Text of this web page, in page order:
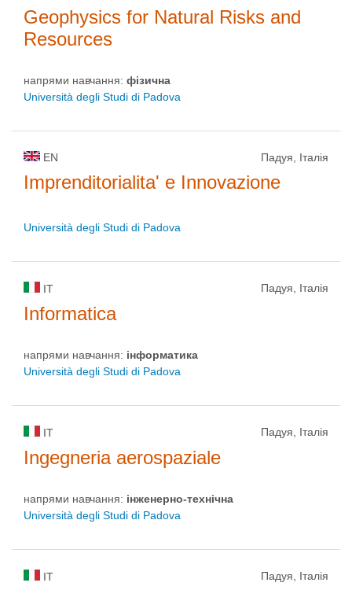
Geophysics for Natural Risks and
Resources
напрями навчання: фізична
Università degli Studi di Padova
EN Падуя, Італія
Imprenditorialita' e Innovazione
Università degli Studi di Padova
IT Падуя, Італія
Informatica
напрями навчання: інформaтика
Università degli Studi di Padova
IT Падуя, Італія
Ingegneria aerospaziale
напрями навчання: інженерно-технічна
Università degli Studi di Padova
IT Падуя, Італія